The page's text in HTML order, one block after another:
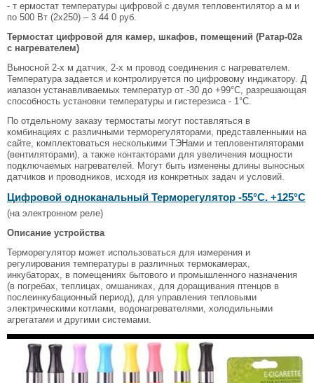
- т ермостат температуры цифровой с двумя тепловентилятор а м и
по 500 Вт (2х250) – 3 44 0 руб.
Термостат цифровой для камер, шкафов, помещений (Ратар-02а
с нагревателем)
Выносной 2-х м датчик, 2-х м провод соединения с нагревателем.
Температура задается и контролируется по цифровому индикатору. Д
иапазон устанавливаемых температур от -30 до +99°С, разрешающая
способность установки температуры и гистерезиса - 1°С.
По отдельному заказу термостаты могут поставляться в
комбинациях с различными терморегуляторами, представленными на
сайте, комплектоваться несколькими ТЭНами и тепловентиляторами
(вентиляторами), а также контакторами для увеличения мощности
подключаемых нагревателей. Могут быть изменены длины выносных
датчиков и проводников, исходя из конкретных задач и условий.
Цифровой одноканальный Терморегулятор -55°C. +125°C
(на электронном реле)
Описание устройства
Терморегулятор может использоваться для измерения и
регулирования температуры в различных термокамерах,
инкубаторах, в помещениях бытового и промышленного назначения
(в погребах, теплицах, омшаниках, для доращивания птенцов в
послеинкубационный период), для управления тепловыми
электрическими котлами, водонагревателями, холодильными
агрегатами и другими системами.